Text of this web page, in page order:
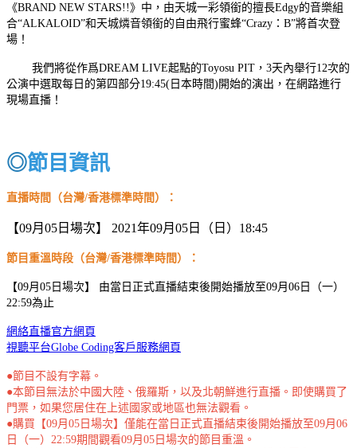
《BRAND NEW STARS!!》中，由天城一彩領銜的擅長Edgy的音樂組
合“ALKALOID”和天城燐音領銜的自由飛行蜜蜂“Crazy：B”將首次登
場！
我們將從作爲DREAM LIVE起點的Toyosu PIT，3天內舉行12次的
公演中選取每日的第四部分19:45(日本時間)開始的演出，在網路進行
現場直播！
◎節目資訊
直播時間 （台灣/香港標準時間）：
【09月05日場次】 2021年09月05日（日）18:45
節目重溫時段 （台灣/香港標準時間）：
【09月05日場次】 由當日正式直播結束後開始播放至09月06日（一）
22:59為止
網絡直播官方網頁
視聽平台Globe Coding客戶服務網頁
●節目不設有字幕。
●本節目無法於中國大陸、俄羅斯，以及北朝鮮進行直播。即使購買了
門票，如果您居住在上述國家或地區也無法觀看。
●購買【09月05日場次】僅能在當日正式直播結束後開始播放至09月06
日（一）22:59期間觀看09月05日場次的節目重溫。